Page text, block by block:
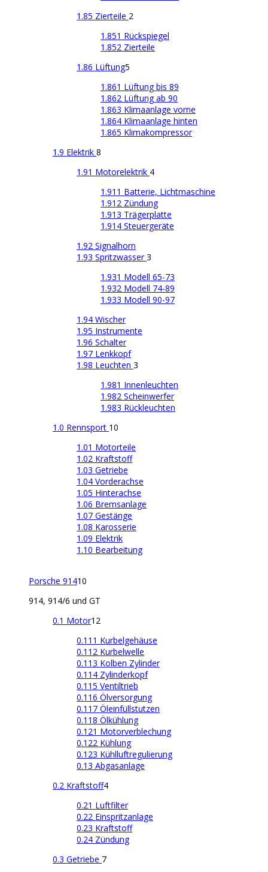
1.85 Zierteile 2
1.851 Rückspiegel
1.852 Zierteile
1.86 Lüftung5
1.861 Lüftung bis 89
1.862 Lüftung ab 90
1.863 Klimaanlage vorne
1.864 Klimaanlage hinten
1.865 Klimakompressor
1.9 Elektrik 8
1.91 Motorelektrik 4
1.911 Batterie, Lichtmaschine
1.912 Zündung
1.913 Trägerplatte
1.914 Steuergeräte
1.92 Signalhorn
1.93 Spritzwasser3
1.931 Modell 65-73
1.932 Modell 74-89
1.933 Modell 90-97
1.94 Wischer
1.95 Instrumente
1.96 Schalter
1.97 Lenkkopf
1.98 Leuchten 3
1.981 Innenleuchten
1.982 Scheinwerfer
1.983 Rückleuchten
1.0 Rennsport 10
1.01 Motorteile
1.02 Kraftstoff
1.03 Getriebe
1.04 Vorderachse
1.05 Hinterachse
1.06 Bremsanlage
1.07 Gestänge
1.08 Karosserie
1.09 Elektrik
1.10 Bearbeitung
Porsche 91410
914, 914/6 und GT
0.1 Motor12
0.111 Kurbelgehäuse
0.112 Kurbelwelle
0.113 Kolben Zylinder
0.114 Zylinderkopf
0.115 Ventiltrieb
0.116 Ölversorgung
0.117 Öleinfüllstutzen
0.118 Ölkühlung
0.121 Motorverblechung
0.122 Kühlung
0.123 Kühlluftregulierung
0.13 Abgasanlage
0.2 Kraftstoff4
0.21 Luftfilter
0.22 Einspritzanlage
0.23 Kraftstoff
0.24 Zündung
0.3 Getriebe 7